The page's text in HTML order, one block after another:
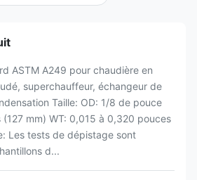
ASTM A249 pour chaudière en
superchauffeur, échangeur de
Taille: OD: 1/8 de pouce
mm) WT: 0,015 à 0,320 pouces
Les tests de dépistage sont
d...